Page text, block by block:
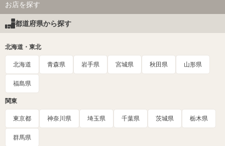
お店を探す
都道府県から探す
北海道・東北
北海道 青森県 岩手県 宮城県 秋田県 山形県
福島県
関東
東京都 神奈川県 埼玉県 千葉県 茨城県 栃木県
群馬県